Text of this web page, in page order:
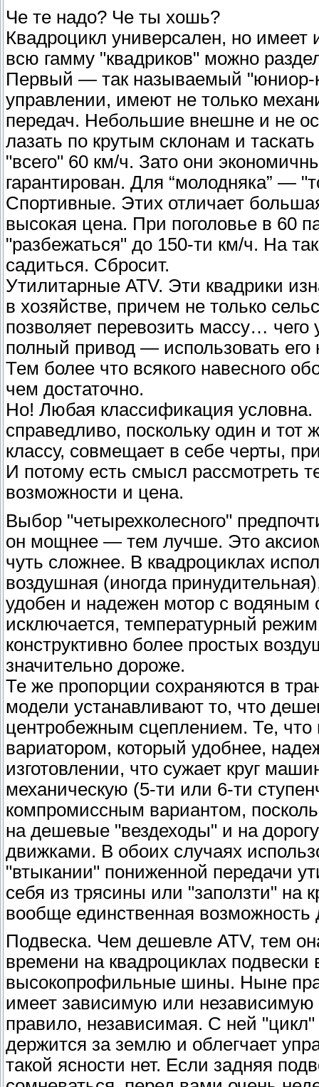
Че те надо? Че ты хошь?
Квадроцикл универсален, но
всю гамму "квадриков" можно
Первый — так называемый "юниор-
управлении, имеют не только
передач. Небольшие внешне и не
лазать по крутым склонам и
"всего" 60 км/ч. Зато они
гарантирован. Для “молодняка” —
Спортивные. Этих отличает
высокая цена. При поголовье в 60
"разбежаться" до 150-ти км/ч. На
садиться. Сбросит.
Утилитарные ATV. Эти квадрики
в хозяйстве, причем не только
позволяет перевозить массу…
полный привод — использовать его
Тем более что всякого навесного
чем достаточно.
Но! Любая классификация условна.
справедливо, поскольку один и
классу, совмещает в себе черты,
И потому есть смысл рассмотреть
возможности и цена.
Выбор "четырехколесного"
он мощнее — тем лучше. Это
чуть сложнее. В квадроциклах
воздушная (иногда
удобен и надежен мотор с водяным
исключается, температурный
конструктивно более простых
значительно дороже.
Те же пропорции сохраняются в
модели устанавливают то, что
центробежным сцеплением. Те,
вариатором, который удобнее,
изготовлении, что сужает круг
механическую (5-ти или 6-ти
компромиссным вариантом,
на дешевые "вездеходы" и на
движками. В обоих случаях
"втыкании" пониженной передачи
себя из трясины или "заползти" на
вообще единственная
Подвеска. Чем дешевле ATV, тем
времени на квадроциклах
высокопрофильные шины. Ныне
имеет зависимую или независимую
правило, независимая. С ней
держится за землю и облегчает
такой ясности нет. Если задняя